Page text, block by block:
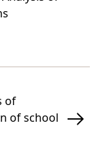
of
of school